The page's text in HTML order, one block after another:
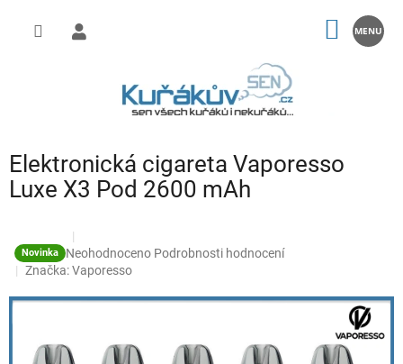
KOŠÍK
Elektronická cigareta Vaporesso
Luxe X3 Pod 2600 mAh
Novinka
Průměrné
hodnocení
je
5
Neohodnoceno Podrobnosti hodnocení
Značka:Vaporesso